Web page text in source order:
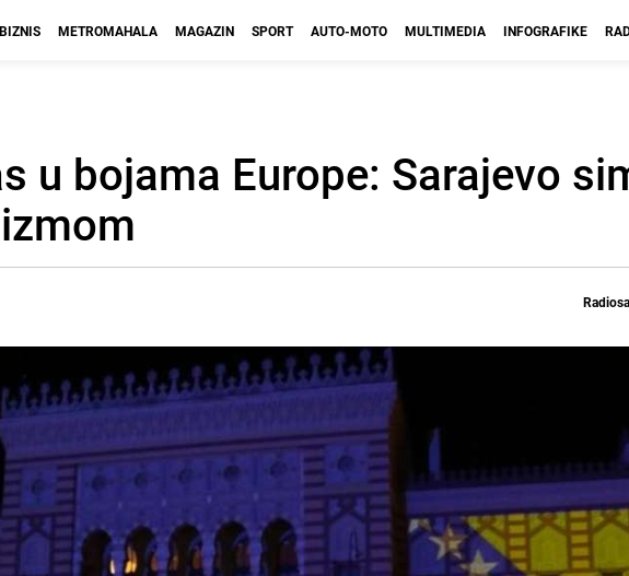
BIZNIS METROMAHALA MAGAZIN SPORT AUTO-MOTO MULTIMEDIA INFOGRAFIKE
u bojama Europe: Sarajevo